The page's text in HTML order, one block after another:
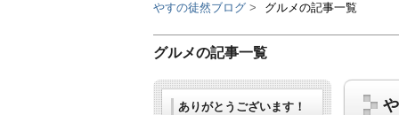
グルメの記事一覧
ありがとうございます！
やすの徒然ブログ グルメの記事一覧